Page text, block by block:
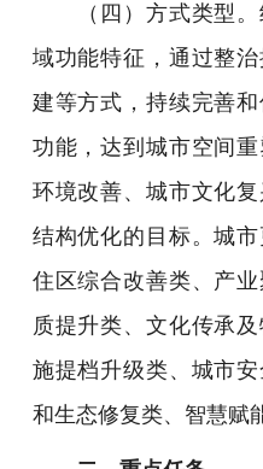
（四）方式类型。
域功能特征，通过整
建等方式，持续完善
功能，达到城市空间
环境改善、城市文化
结构优化的目标。城
住区综合改善类、产
质提升类、文化传承
施提档升级类、城市
和生态修复类、智慧赋